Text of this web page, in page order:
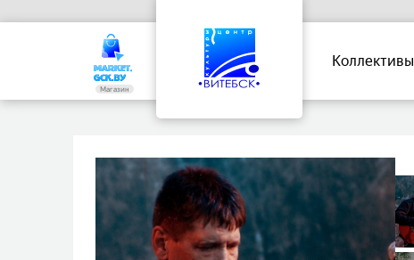
Магазин
Коллективы